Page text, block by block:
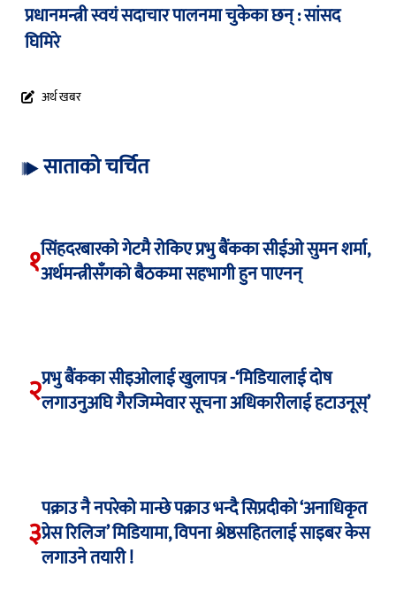
प्रधानमन्त्री स्वयं सदाचार पालनमा चुकेका छन् : सांसद
घिमिरे
अर्थ खबर
साताको चर्चित
१सिंहदरबारको गेटमै रोकिए प्रभु बैंकका सीईओ सुमन शर्मा,
अर्थमन्त्रीसँगको बैठकमा सहभागी हुन पाएनन्
२प्रभु बैंकका सीइओलाई खुलापत्र -‘मिडियालाई दोष
लगाउनुअघि गैरजिम्मेवार सूचना अधिकारीलाई हटाउनूस्’
३
पक्राउ नै नपरेको मान्छे पक्राउ भन्दै सिप्रदीको ‘अनाधिकृत
प्रेस रिलिज’ मिडियामा, विपना श्रेष्ठसहितलाई साइबर केस
लगाउने तयारी !